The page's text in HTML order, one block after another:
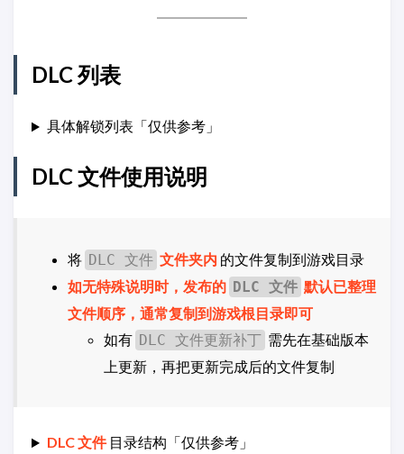
DLC 列表
具体解锁列表「仅供参考」
DLC 文件使用说明
将 DLC 文件 文件夹内 的文件复制到游戏目录
如无特殊说明时，发布的 DLC 文件 默认已整理
文件顺序，通常复制到游戏根目录即可
如有 DLC 文件更新补丁 需先在基础版本
上更新，再把更新完成后的文件复制
DLC 文件目录结构「仅供参考」